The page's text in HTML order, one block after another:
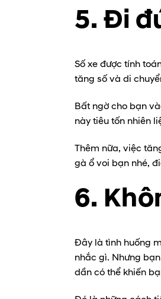
5. Đi
Số xe được tính
tăng số và di
Bất ngờ cho bạn
này tiêu tốn nhiên
Thêm nữa, việc
gà ổ voi bạn nhé,
6.
Đây là tình huống
nhắc gì. Nhưng
dần có thể khiến